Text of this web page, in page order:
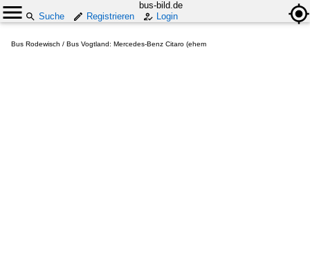
bus-bild.de
Suche
Registrieren Login
Bus Rodewisch / Bus Vogtland: Mercedes-Benz Citaro (ehem